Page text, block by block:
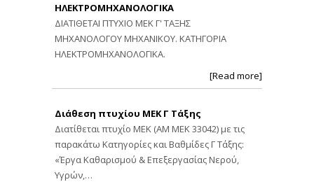
ΗΛΕΚΤΡΟΜΗΧΑΝΟΛΟΓΙΚΑ
ΔΙΑΤΙΘΕΤΑΙ ΠΤΥΧΙΟ ΜΕΚ Γ' ΤΑΞΗΣ
ΜΗΧΑΝΟΛΟΓΟΥ ΜΗΧΑΝΙΚΟΥ. ΚΑΤΗΓΟΡΙΑ
ΗΛΕΚΤΡΟΜΗΧΑΝΟΛΟΓΙΚΑ.
[Read more]
Διάθεση πτυχίου ΜΕΚ Γ Τάξης
Διατίθεται πτυχίο ΜΕΚ (ΑΜ ΜΕΚ 33042) με τις
παρακάτω Κατηγορίες και Βαθμίδες Γ Τάξης:
«Έργα Καθαρισμού & Επεξεργασίας Νερού,
Υγρών,…